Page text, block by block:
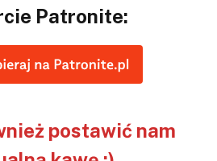
Patronite:
postawić nam